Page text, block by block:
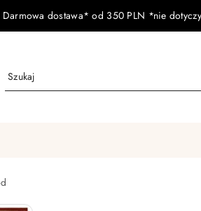
Darmowa dostawa* od 350 PLN *nie